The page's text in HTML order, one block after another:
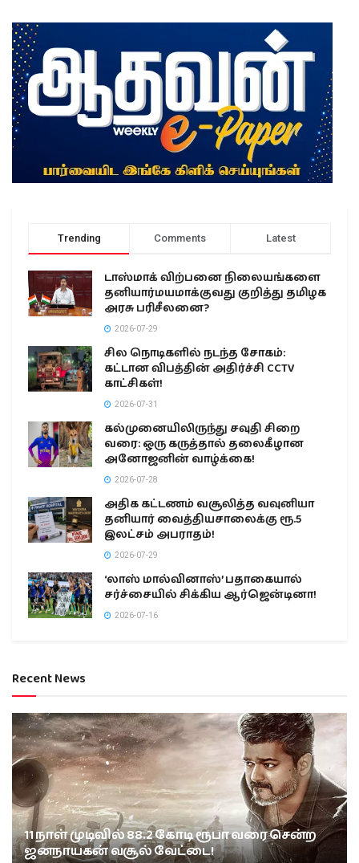
Trending Comments Latest
டாஸ்மாக் விற்பனை நிலையங்களை
தனியார்மயமாக்குவது குறித்து தமிழக
அரசு பரிசீலனை?
2026-07-29
சில நொடிகளில் நடந்த சோகம்:
கட்டான விபத்தின் அதிர்ச்சி CCTV
காட்சிகள்!
2026-07-31
கல்முனையிலிருந்து சவுதி சிறை
வரை: ஒரு கருத்தால் தலைகீழான
அனோஜனின் வாழ்க்கை!
2026-07-28
அதிக கட்டணம் வசூலித்த வவுனியா
தனியார் வைத்தியசாலைக்கு ரூ.5
இலட்சம் அபராதம்!
2026-07-29
‘லாஸ் மால்வினாஸ்’ பதாகையால்
சர்ச்சையில் சிக்கிய ஆர்ஜென்டினா!
2026-07-16
Recent News
11 நாள் முடிவில் 88.2 கோடி ரூபா வரை சென்ற
ஜனநாயகன் வசூல் வேட்டை!